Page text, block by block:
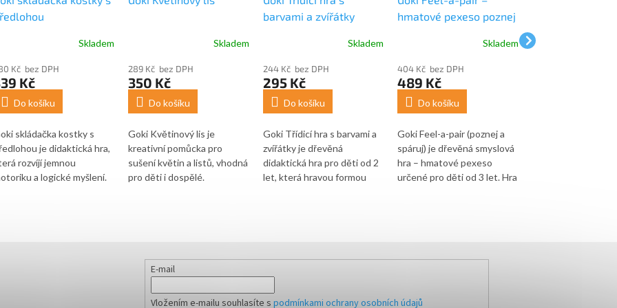
Skladem
Kč bez DPH
Kč
Do košíku
skládačka kostky s
je didaktická hra,
rozvíjí jemnou
a logické myšlení.
Skladem
289 Kč bez DPH
350 Kč
Do košíku
Goki Květinový lis je
kreativní pomůcka pro
sušení květin a listů, vhodná
pro děti i dospělé.
barvami a zvířátky
Skladem
244 Kč bez DPH
295 Kč
Do košíku
Goki Třídicí hra s barvami a
zvířátky je dřevěná
didaktická hra pro děti od 2
let, která hravou formou
ve školce i v poradenské
praxi.
hmatové pexeso poznej
Skladem
404 Kč bez DPH
489 Kč
Do košíku
Goki Feel-a-pair (poznej a
spáruj) je dřevěná smyslová
hra – hmatové pexeso
určené pro děti od 3 let. Hra
E-mail
Vložením e-mailu souhlasíte spodmínkami ochrany osobních údajů